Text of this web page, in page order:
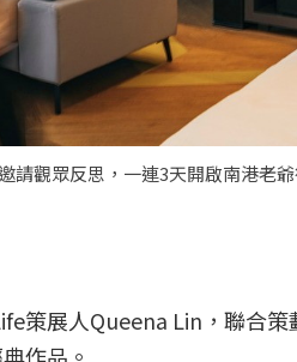
觀眾反思，一連3天開啟南港老
策展人Queena Lin，聯合
作品。